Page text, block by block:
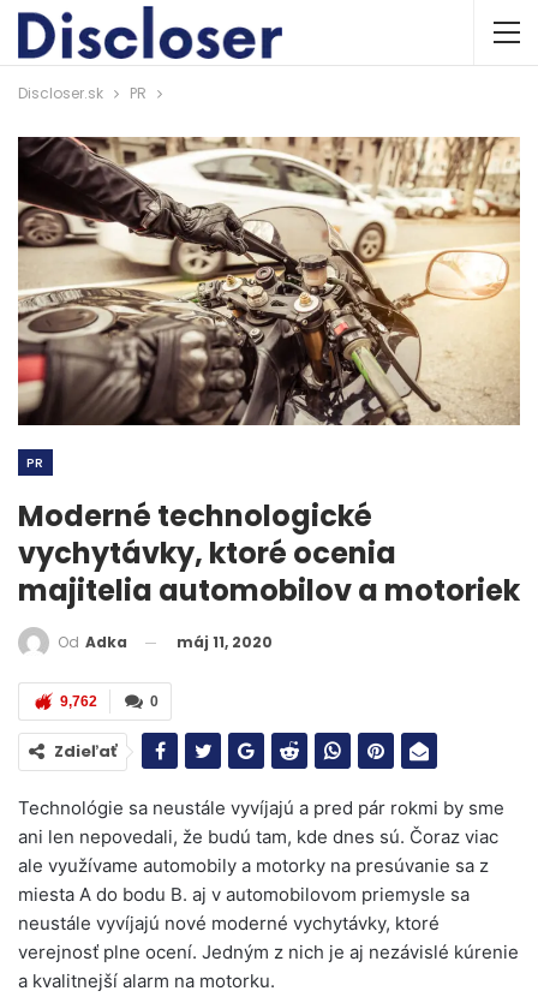
Discloser.sk PR
PR
Moderné technologické
vychytávky, ktoré ocenia
majitelia automobilov a motoriek
Od Adka máj 11, 2020
0
9,762
Zdieľať
Technológie sa neustále vyvíjajú a pred pár rokmi by sme
ani len nepovedali, že budú tam, kde dnes sú. Čoraz viac
ale využívame automobily a motorky na presúvanie sa z
miesta A do bodu B. aj v automobilovom priemysle sa
neustále vyvíjajú nové moderné vychytávky, ktoré
verejnosť plne ocení. Jedným z nich je aj nezávislé kúrenie
a kvalitnejší alarm na motorku.